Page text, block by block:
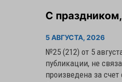
С
5 АВГУСТА, 2026
№25 (212) от 5
публикации, не
произведена за